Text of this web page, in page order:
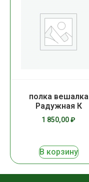
полка вешалка
Радужная К
1 850,00₽
В корзину